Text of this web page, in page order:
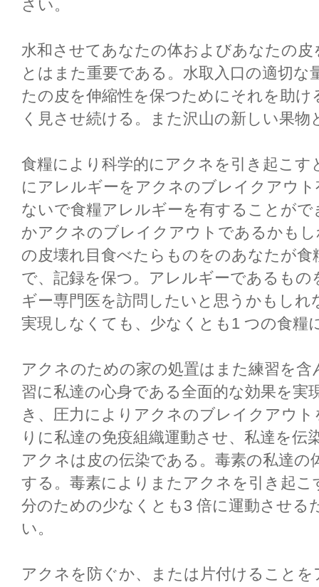
さい。
水和させてあなたの体およびあなたの
とはまた重要である。水取入口の適切
たの皮を伸縮性を保つためにそれを助
く見させ続ける。また沢山の新しい果
食糧により科学的にアクネを引き起こす
にアレルギーをアクネのブレイクアウ
ないで食糧アレルギーを有することが
かアクネのブレイクアウトであるかも
の皮壊れ目食べたらものをのあなたが
で、記録を保つ。アレルギーであるも
ギー専門医を訪問したいと思うかもし
実現しなくても、少なくとも1 つの食糧
アクネのための家の処置はまた練習を
習に私達の心身である全面的な効果を実
き、圧力によりアクネのブレイクアウ
りに私達の免疫組織運動させ、私達を伝
アクネは皮の伝染である。毒素の私達の
する。毒素によりまたアクネを引き起
分のための少なくとも3 倍に運動させる
い。
アクネを防ぐか、または片付けること